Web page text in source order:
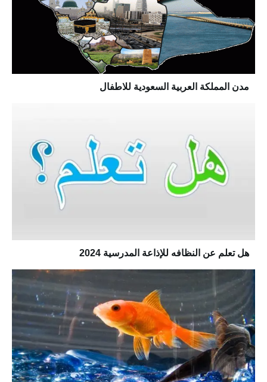
مدن المملكة العربية السعودية للاطفال
هل تعلم عن النظافه للإذاعة المدرسية 2024